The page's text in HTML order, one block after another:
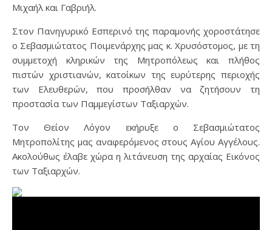
Μιχαήλ και Γαβριήλ.
Στον Πανηγυρικό Εσπερινό της παραμονής χοροστάτησε
ο Σεβασμιώτατος Ποιμενάρχης μας κ. Χρυσόστομος, με τη
συμμετοχή κληρικών της Μητροπόλεως και πλήθος
πιστών χριστιανών, κατοίκων της ευρύτερης περιοχής
των Ελευθερών, που προσήλθαν να ζητήσουν τη
προστασία των Παμμεγίστων Ταξιαρχών.
Τον Θείον Λόγον εκήρυξε ο Σεβασμιώτατος
Μητροπολίτης μας αναφερόμενος στους Αγίου Αγγέλους.
Ακολούθως έλαβε χώρα η λιτάνευση της αρχαίας Εικόνος
των Ταξιαρχών.